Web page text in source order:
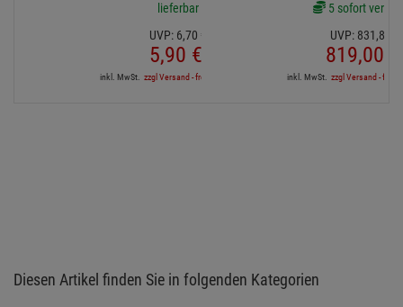
lieferbar
UVP: 6,70 €
5,90 €
inkl. MwSt. zzgl Versand - frei ab 90,-€ in DE
5 sofort
UVP: 831,81
819,00
inkl. MwSt. zzgl Versand - frei
Diesen Artikel finden Sie in folgenden Kategorien